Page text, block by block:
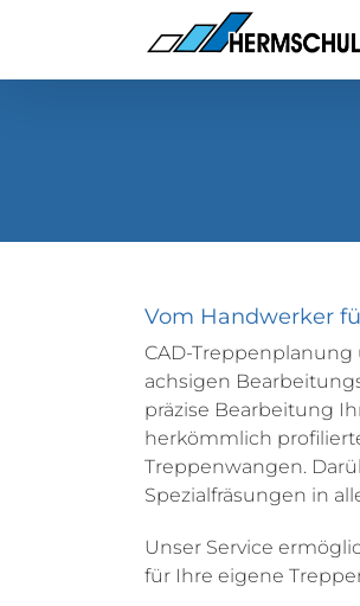
Vom Handwerker
CAD-
achsigen
präzise Bearbeitung
herkömmlich
Treppenwangen.
Spezialfräsungen in
Unser Service
für Ihre eigene